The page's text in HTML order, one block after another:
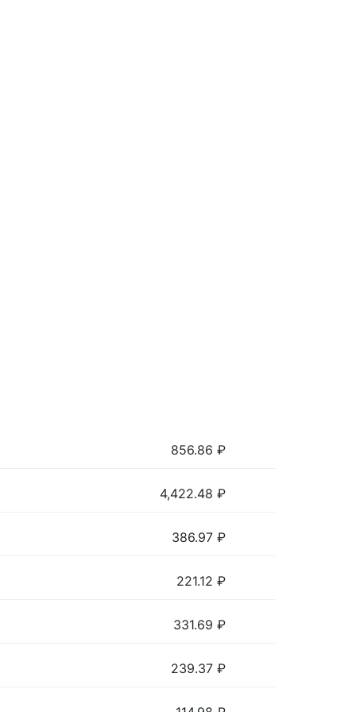
856.86 ₽
4,422.48 ₽
386.97 ₽
221.12 ₽
331.69 ₽
239.37 ₽